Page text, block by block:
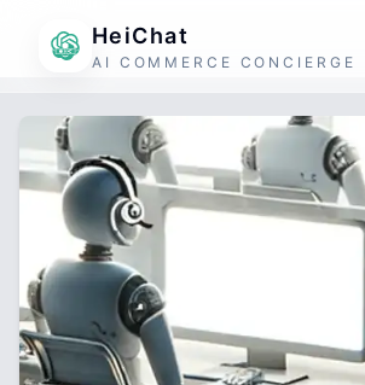
HeiChat
AI COMMERCE CONCIERGE